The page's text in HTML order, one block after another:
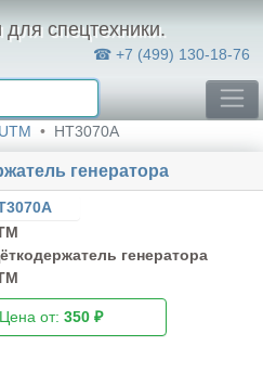
для спецтехники.
☎ +7 (499) 130-18-76
UTM HT3070A
генератора
генератора
Цена от:350 ₽